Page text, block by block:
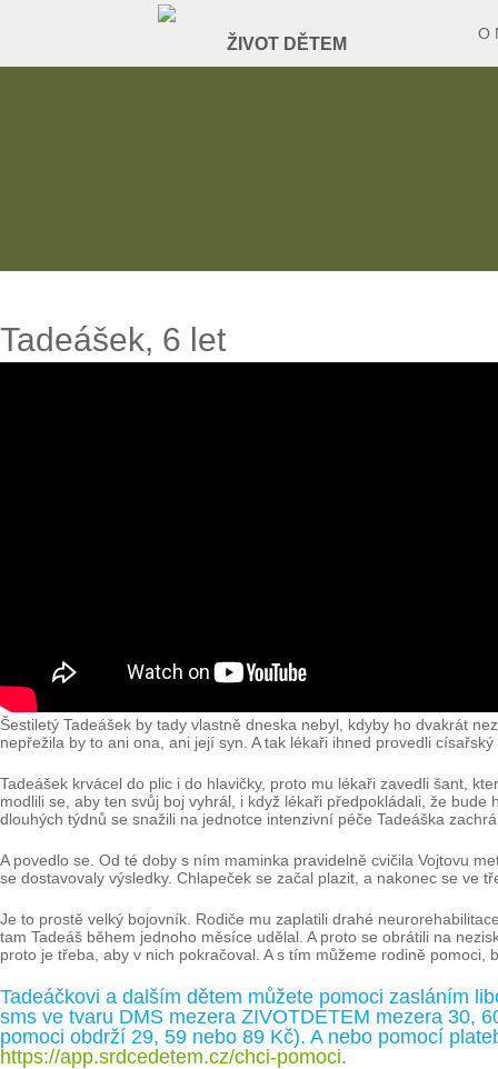
O
Tadeášek, 6 let
Šestiletý Tadeášek by tady vlastně dneska nebyl, kdyby ho dvakrát
nepřežila by to ani ona, ani její syn. A tak lékaři ihned provedli
Tadeášek krvácel do plic i do hlavičky, proto mu lékaři zavedli šant,
modlili se, aby ten svůj boj vyhrál, i když lékaři předpokládali, že
dlouhých týdnů se snažili na jednotce intenzivní péče Tadeáška
A povedlo se. Od té doby s ním maminka pravidelně cvičila Vojtovu
se dostavovaly výsledky. Chlapeček se začal plazit, a nakonec se ve
Je to prostě velký bojovník. Rodiče mu zaplatili drahé
tam Tadeáš během jednoho měsíce udělal. A proto se obrátili na
proto je třeba, aby v nich pokračoval. A s tím můžeme rodině pomoci,
Tadeáčkovi a dalším dětem můžete pomoci zasláním
sms ve tvaru DMS mezera ZIVOTDETEM mezera 30,
pomoci obdrží 29, 59 nebo 89 Kč). A nebo pomocí
https://app.srdcedetem.cz/chci-pomoci.